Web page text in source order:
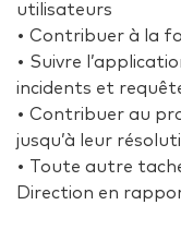
utilisateurs
• Contribuer à la
• Suivre
incidents et
• Contribuer au
jusqu’à leur
• Toute autre
Direction en